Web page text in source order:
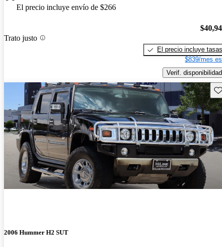
El precio incluye envío de $266
Trato justo
El precio incluye tasas
$839/mes
Verif. disponibilidad
2006 Hummer H2 SUT